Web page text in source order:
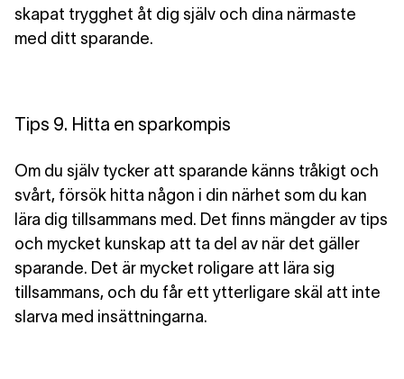
skapat trygghet åt dig själv och dina närmaste
med ditt sparande.
Tips 9. Hitta en sparkompis
Om du själv tycker att sparande känns tråkigt och
svårt, försök hitta någon i din närhet som du kan
lära dig tillsammans med. Det finns mängder av tips
och mycket kunskap att ta del av när det gäller
sparande. Det är mycket roligare att lära sig
tillsammans, och du får ett ytterligare skäl att inte
slarva med insättningarna.